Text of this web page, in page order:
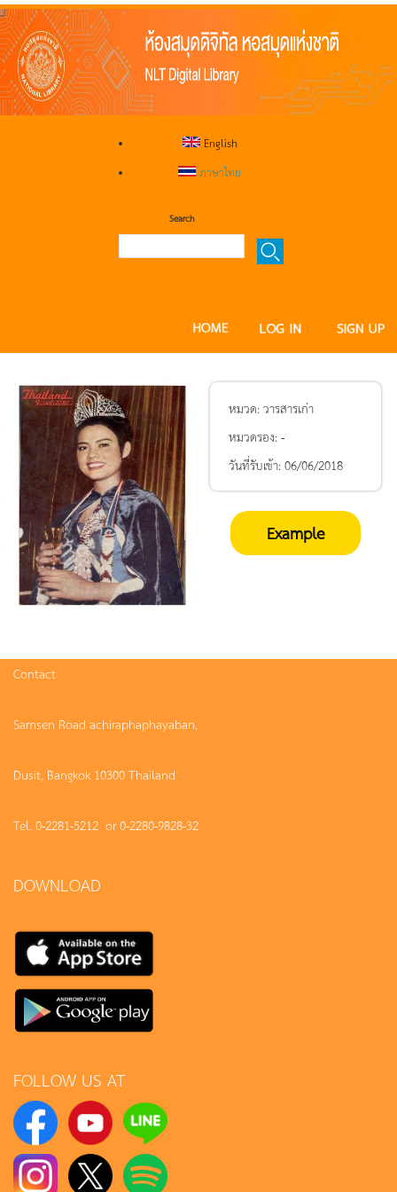
English
ภาษาไทย
Search
หมวด:วารสารเก่า
หมวดรอง:-
วันที่รับเข้า:06/06/2018
Example
Contact
Samsen Road achiraphaphayaban,
Dusit, Bangkok 10300 Thailand
Tel. 0-2281-5212 or 0-2280-9828-32
DOWNLOAD
FOLLOW US AT